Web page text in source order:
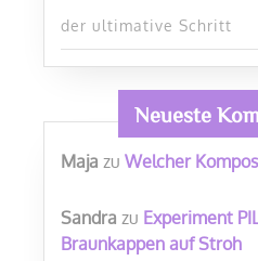
der ultimative Schritt
Neueste
Maja zu Welcher
Sandra zu Experiment
Braunkappen auf Stroh